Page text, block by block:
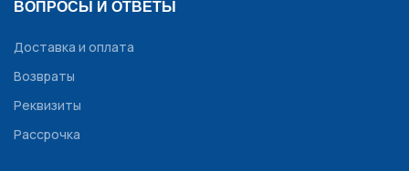
ВОПРОСЫ И ОТВЕТЫ
Доставка и оплата
Возвраты
Реквизиты
Рассрочка